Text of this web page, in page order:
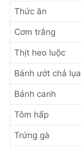
Thức ăn
Cơm trắng
Thịt heo luộc
Bánh ướt chả lụa
Bánh canh
Tôm hấp
Trứng gà